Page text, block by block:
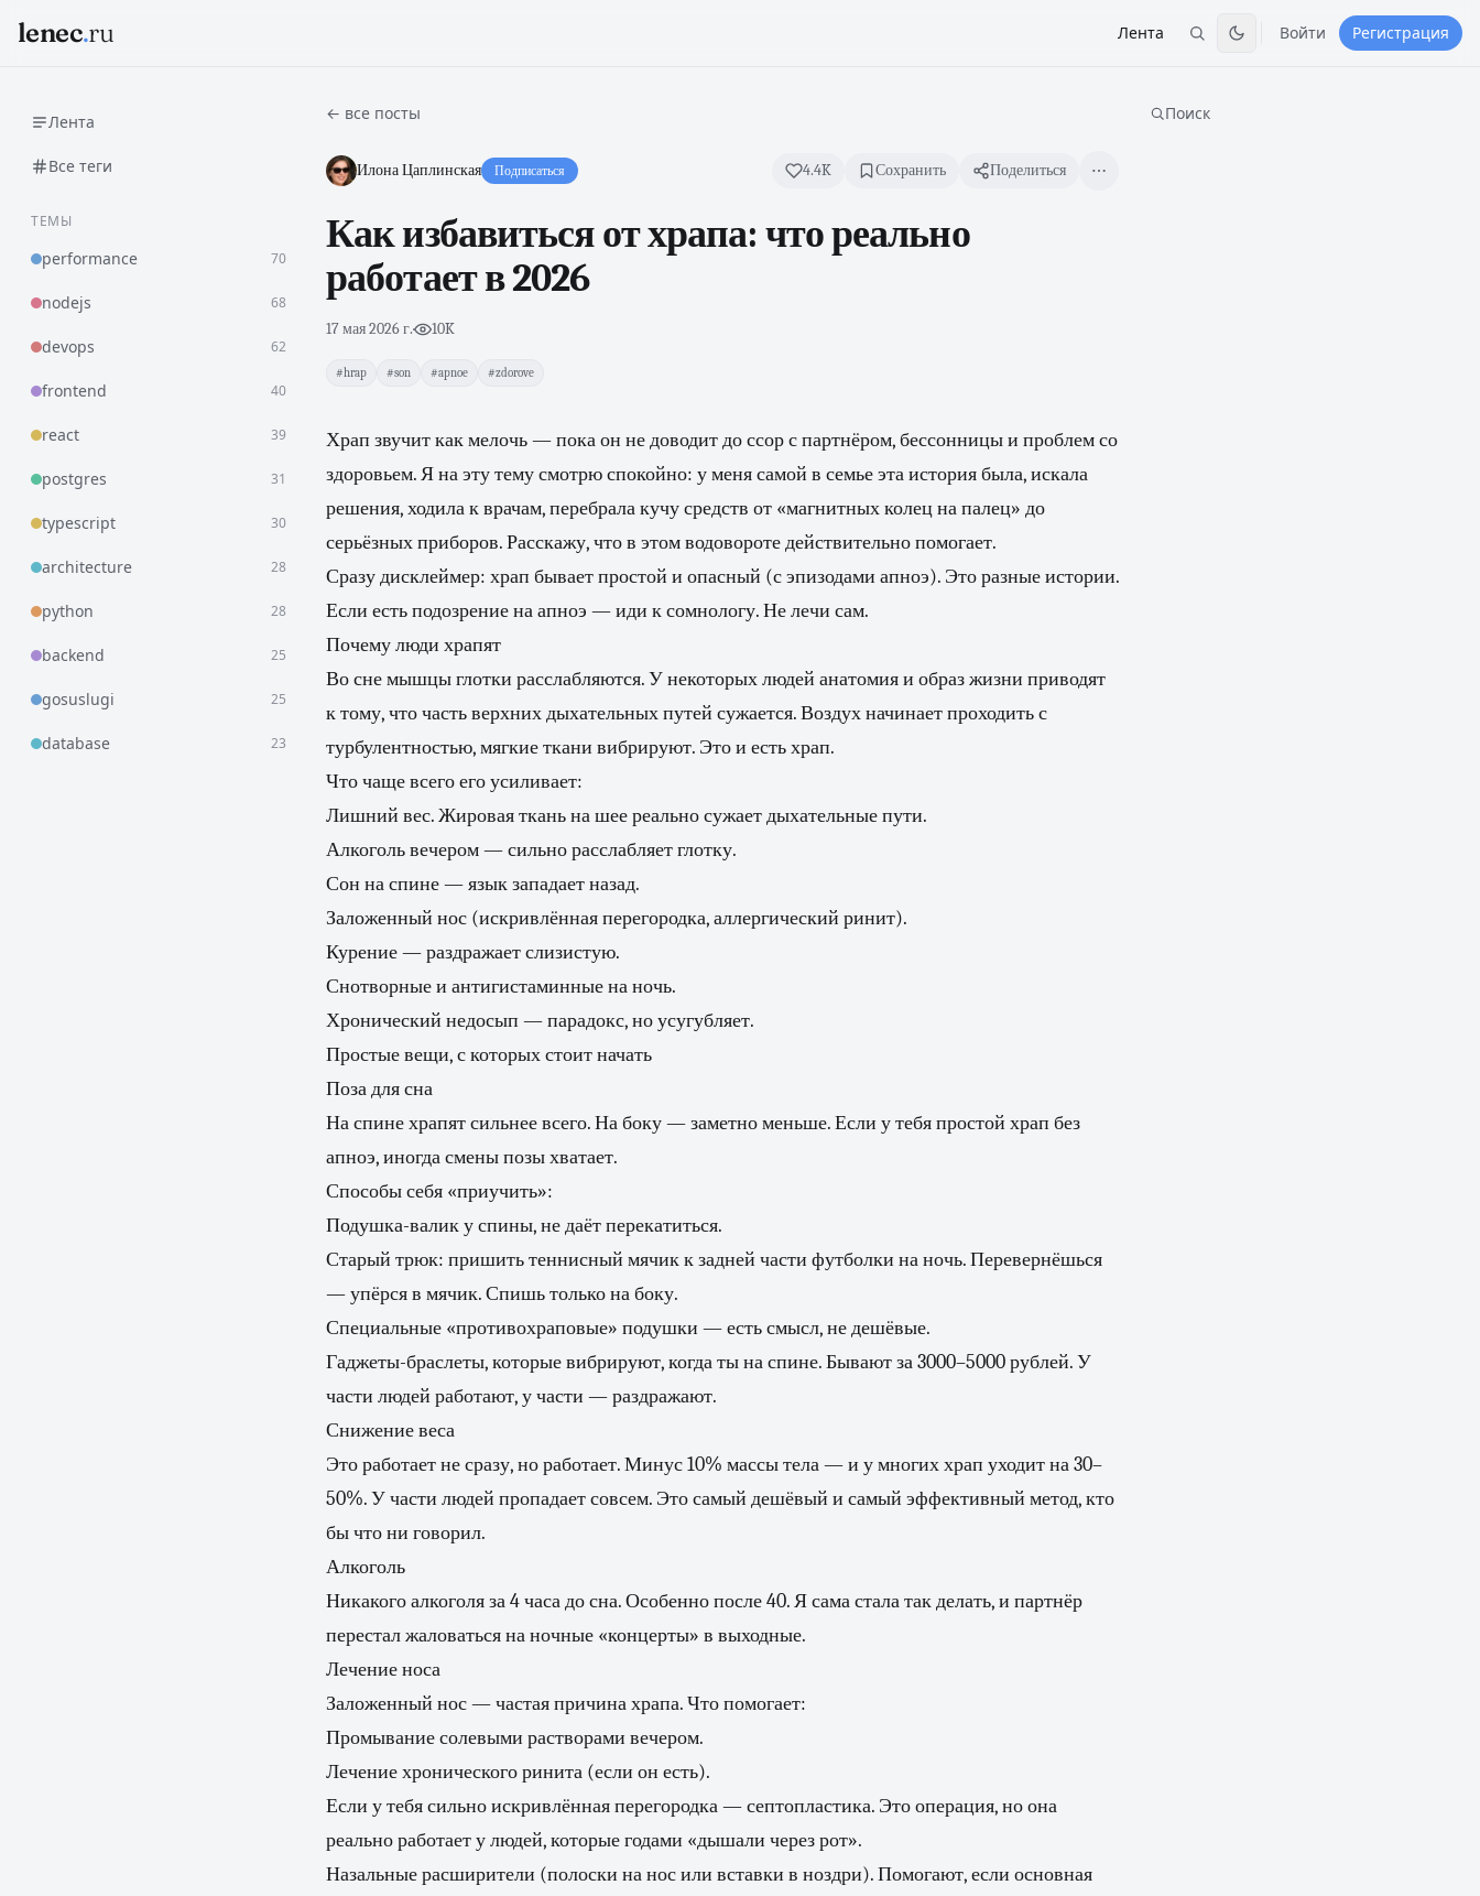
lenec.ru Лента Войти Регистрация
Лента
Все теги
ТЕМЫ
performance 70
nodejs 68
devops 62
frontend 40
react 39
postgres 31
typescript 30
architecture 28
python 28
backend 25
gosuslugi 25
database 23
← все посты
Илона Цаплинская Подписаться 4.4K Сохранить Поделиться
Как избавиться от храпа: что реально
работает в 2026
17 мая 2026 г.· 10K
#hrap #son #apnoe #zdorove
Храп звучит как мелочь — пока он не доводит до ссор с партнёром, бессонницы и проблем со
здоровьем. Я на эту тему смотрю спокойно: у меня самой в семье эта история была, искала
решения, ходила к врачам, перебрала кучу средств от «магнитных колец на палец» до
серьёзных приборов. Расскажу, что в этом водовороте действительно помогает.
Сразу дисклеймер: храп бывает простой и опасный (с эпизодами апноэ). Это разные истории.
Если есть подозрение на апноэ — иди к сомнологу. Не лечи сам.
Почему люди храпят
Во сне мышцы глотки расслабляются. У некоторых людей анатомия и образ жизни приводят
к тому, что часть верхних дыхательных путей сужается. Воздух начинает проходить с
турбулентностью, мягкие ткани вибрируют. Это и есть храп.
Что чаще всего его усиливает:
Лишний вес. Жировая ткань на шее реально сужает дыхательные пути.
Алкоголь вечером — сильно расслабляет глотку.
Сон на спине — язык западает назад.
Заложенный нос (искривлённая перегородка, аллергический ринит).
Курение — раздражает слизистую.
Снотворные и антигистаминные на ночь.
Хронический недосып — парадокс, но усугубляет.
Простые вещи, с которых стоит начать
Поза для сна
На спине храпят сильнее всего. На боку — заметно меньше. Если у тебя простой храп без
апноэ, иногда смены позы хватает.
Способы себя «приучить»:
Подушка-валик у спины, не даёт перекатиться.
Старый трюк: пришить теннисный мячик к задней части футболки на ночь. Перевернёшься
— упёрся в мячик. Спишь только на боку.
Специальные «противохраповые» подушки — есть смысл, не дешёвые.
Гаджеты-браслеты, которые вибрируют, когда ты на спине. Бывают за 3000–5000 рублей. У
части людей работают, у части — раздражают.
Снижение веса
Это работает не сразу, но работает. Минус 10% массы тела — и у многих храп уходит на 30–
50%. У части людей пропадает совсем. Это самый дешёвый и самый эффективный метод, кто
бы что ни говорил.
Алкоголь
Никакого алкоголя за 4 часа до сна. Особенно после 40. Я сама стала так делать, и партнёр
перестал жаловаться на ночные «концерты» в выходные.
Лечение носа
Заложенный нос — частая причина храпа. Что помогает:
Промывание солевыми растворами вечером.
Лечение хронического ринита (если он есть).
Если у тебя сильно искривлённая перегородка — септопластика. Это операция, но она
реально работает у людей, которые годами «дышали через рот».
Назальные расширители (полоски на нос или вставки в ноздри). Помогают, если основная
Поиск